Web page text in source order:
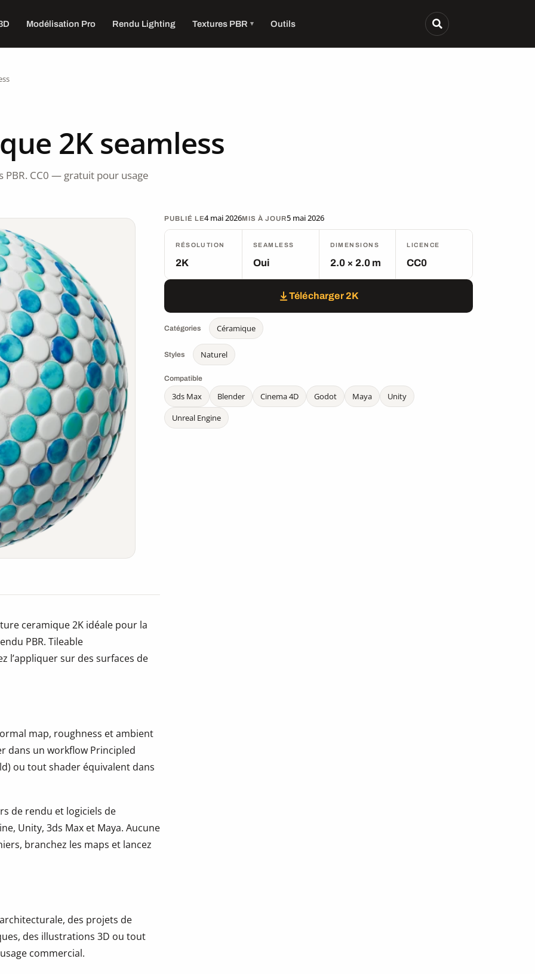
Modélisation Pro Rendu Lighting Textures PBR Outils
2K seamless
PBR. CC0 — gratuit pour usage
PUBLIÉ LE4 mai 2026MIS À JOUR5 mai 2026
RÉSOLUTION
2K
SEAMLESS
Oui
DIMENSIONS
2.0 × 2.0 m
LICENCE
CC0
Télécharger 2K
Catégories Céramique
Styles Naturel
Compatible
3ds Max Blender Cinema 4D Godot Maya
Unity
Unreal Engine
ceramique 2K idéale pour la
PBR. Tileable
l’appliquer sur des surfaces de
map, roughness et ambient
dans un workflow Principled
ou tout shader équivalent dans
de rendu et logiciels de
Unity, 3ds Max et Maya. Aucune
branchez les maps et lancez
des projets de
des illustrations 3D ou tout
commercial.